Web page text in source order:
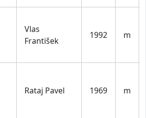
Vlas
František
1992 m
Rataj Pavel 1969 m